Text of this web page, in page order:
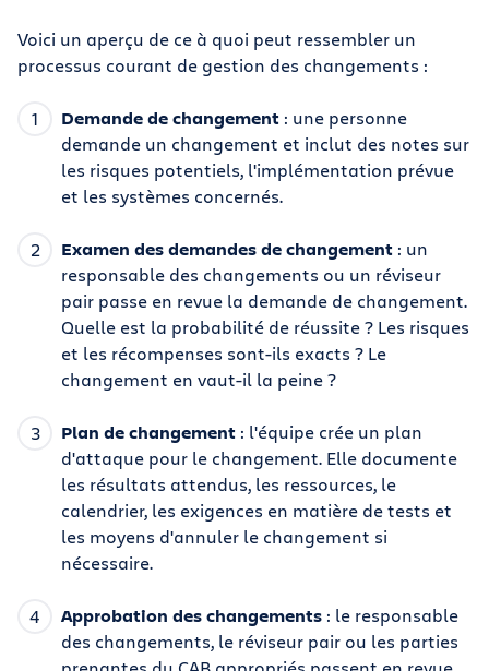
Voici un aperçu de ce à quoi peut ressembler un
processus courant de gestion des changements :
Demande de changement : une personne
demande un changement et inclut des notes sur
les risques potentiels, l'implémentation prévue
et les systèmes concernés.
Examen des demandes de changement : un
responsable des changements ou un réviseur
pair passe en revue la demande de changement.
Quelle est la probabilité de réussite ? Les risques
et les récompenses sont-ils exacts ? Le
changement en vaut-il la peine ?
Plan de changement : l'équipe crée un plan
d'attaque pour le changement. Elle documente
les résultats attendus, les ressources, le
calendrier, les exigences en matière de tests et
les moyens d'annuler le changement si
nécessaire.
Approbation des changements : le responsable
des changements, le réviseur pair ou les parties